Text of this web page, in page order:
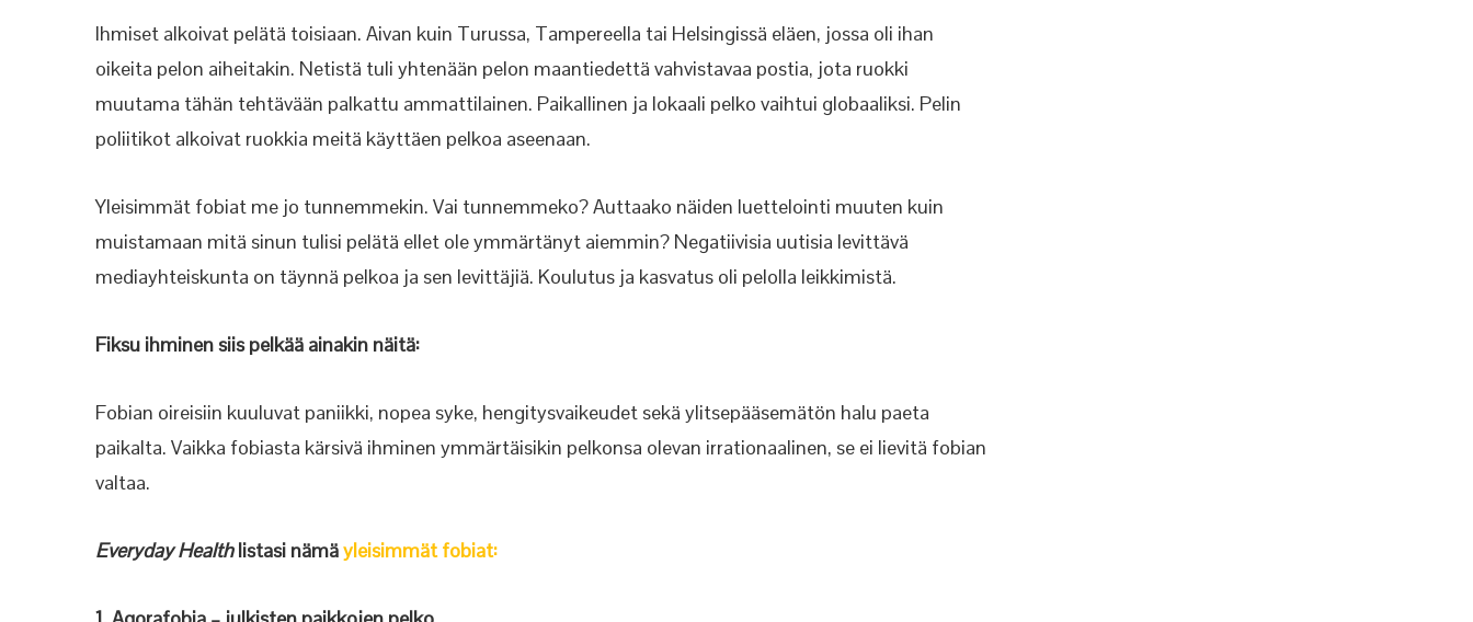
Ihmiset alkoivat pelätä toisiaan. Aivan kuin Turussa, Tampereella tai Helsingissä eläen, jossa oli ihan
oikeita pelon aiheitakin. Netistä tuli yhtenään pelon maantiedettä vahvistavaa postia, jota ruokki
muutama tähän tehtävään palkattu ammattilainen. Paikallinen ja lokaali pelko vaihtui globaaliksi. Pelin
poliitikot alkoivat ruokkia meitä käyttäen pelkoa aseenaan.
Yleisimmät fobiat me jo tunnemmekin. Vai tunnemmeko? Auttaako näiden luettelointi muuten kuin
muistamaan mitä sinun tulisi pelätä ellet ole ymmärtänyt aiemmin? Negatiivisia uutisia levittävä
mediayhteiskunta on täynnä pelkoa ja sen levittäjiä. Koulutus ja kasvatus oli pelolla leikkimistä.
Fiksu ihminen siis pelkää ainakin näitä:
Fobian oireisiin kuuluvat paniikki, nopea syke, hengitysvaikeudet sekä ylitsepääsemätön halu paeta
paikalta. Vaikka fobiasta kärsivä ihminen ymmärtäisikin pelkonsa olevan irrationaalinen, se ei lievitä fobian
valtaa.
Everyday Healthlistasi nämäyleisimmät fobiat: